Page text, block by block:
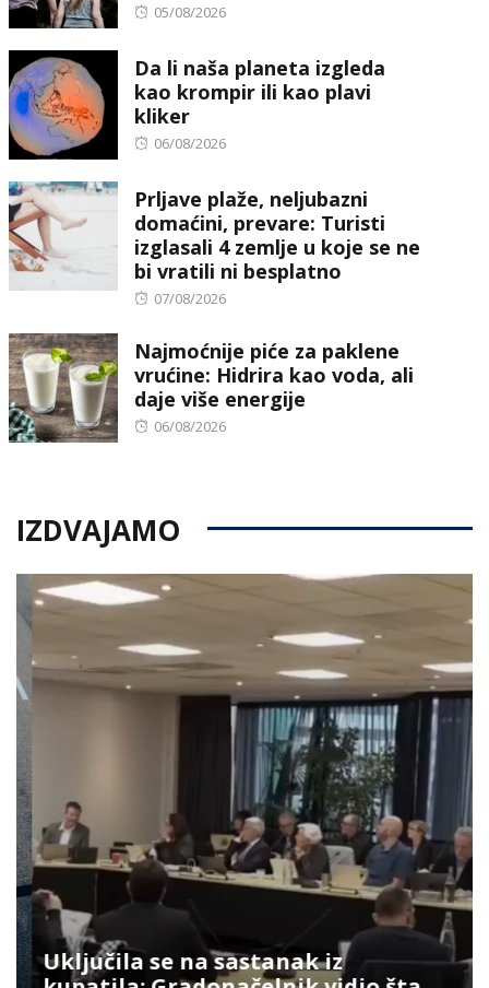
Posted
05/08/2026
Da li naša planeta izgleda
kao krompir ili kao plavi
kliker
Posted
06/08/2026
Prljave plaže, neljubazni
domaćini, prevare: Turisti
izglasali 4 zemlje u koje se ne
bi vratili ni besplatno
Posted
07/08/2026
Najmoćnije piće za paklene
vrućine: Hidrira kao voda, ali
daje više energije
Posted
06/08/2026
IZDVAJAMO
Uključila se na sastanak iz